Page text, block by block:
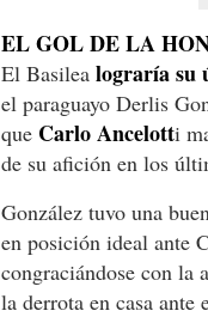
EL GOL DE LA
El Basilea lograría su
el paraguayo Derlis
que Carlo Ancelotti
de su afición en los
González tuvo una
en posición ideal ante
congraciándose con la
la derrota en casa